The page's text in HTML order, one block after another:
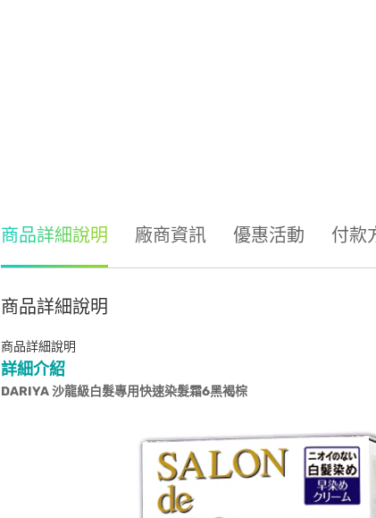
商品詳細說明 廠商資訊 優惠活動 付款
商品詳細說明
商品詳細說明
詳細介紹
DARIYA沙龍級白髮專用快速染髮霜6黑褐棕